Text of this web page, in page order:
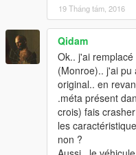
19 Tháng tám, 2016
Qidam
Ok.. j'ai
(Monroe).. j'ai pu
original.. en
.méta présent
crois) fais
les
non ?